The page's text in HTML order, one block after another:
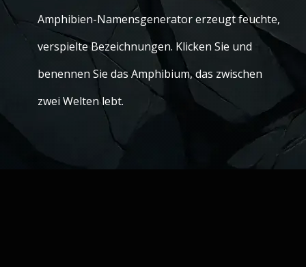
Amphibien-Namensgenerator erzeugt feuchte,
verspielte Bezeichnungen. Klicken Sie und
benennen Sie das Amphibium, das zwischen
zwei Welten lebt.